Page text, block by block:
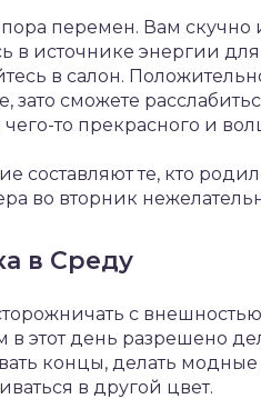
перемен. Вам
в источнике энергии
в салон.
зато сможете
то прекрасного и
составляют те, кто
во вторник
в Среду
с
в этот день разрешено
концы, делать
в другой цвет.